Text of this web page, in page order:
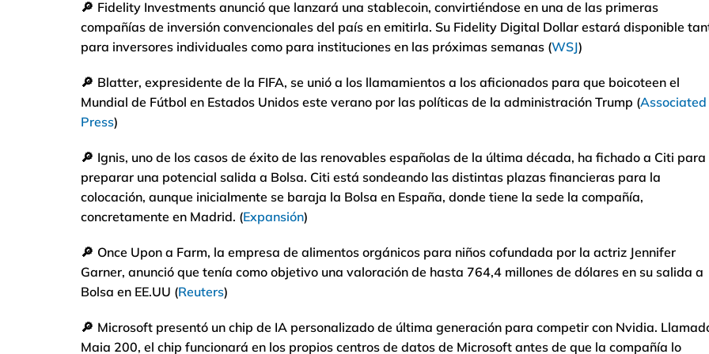
🔎 Fidelity Investments anunció que lanzará una stablecoin, convirtiéndose en una de las primeras
compañías de inversión convencionales del país en emitirla. Su Fidelity Digital Dollar estará disponible
para inversores individuales como para instituciones en las próximas semanas (WSJ)
🔎 Blatter, expresidente de la FIFA, se unió a los llamamientos a los aficionados para que boicoteen el
Mundial de Fútbol en Estados Unidos este verano por las políticas de la administración Trump (Associated
Press)
🔎 Ignis, uno de los casos de éxito de las renovables españolas de la última década, ha fichado a Citi para
preparar una potencial salida a Bolsa. Citi está sondeando las distintas plazas financieras para la
colocación, aunque inicialmente se baraja la Bolsa en España, donde tiene la sede la compañía,
concretamente en Madrid. (Expansión)
🔎 Once Upon a Farm, la empresa de alimentos orgánicos para niños cofundada por la actriz Jennifer
Garner, anunció que tenía como objetivo una valoración de hasta 764,4 millones de dólares en su salida a
Bolsa en EE.UU (Reuters)
🔎 Microsoft presentó un chip de IA personalizado de última generación para competir con Nvidia.
Maia 200, el chip funcionará en los propios centros de datos de Microsoft antes de que la compañía lo